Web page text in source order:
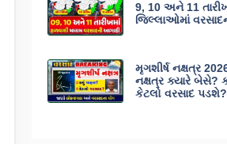
9, 10 અને 11
જિલ્લાઓમાં
મૃગશીર્ષ નક્ષત્ર
નક્ષત્ર ક્યારે બેસે?
કેટલો વરસાદ પડશે?